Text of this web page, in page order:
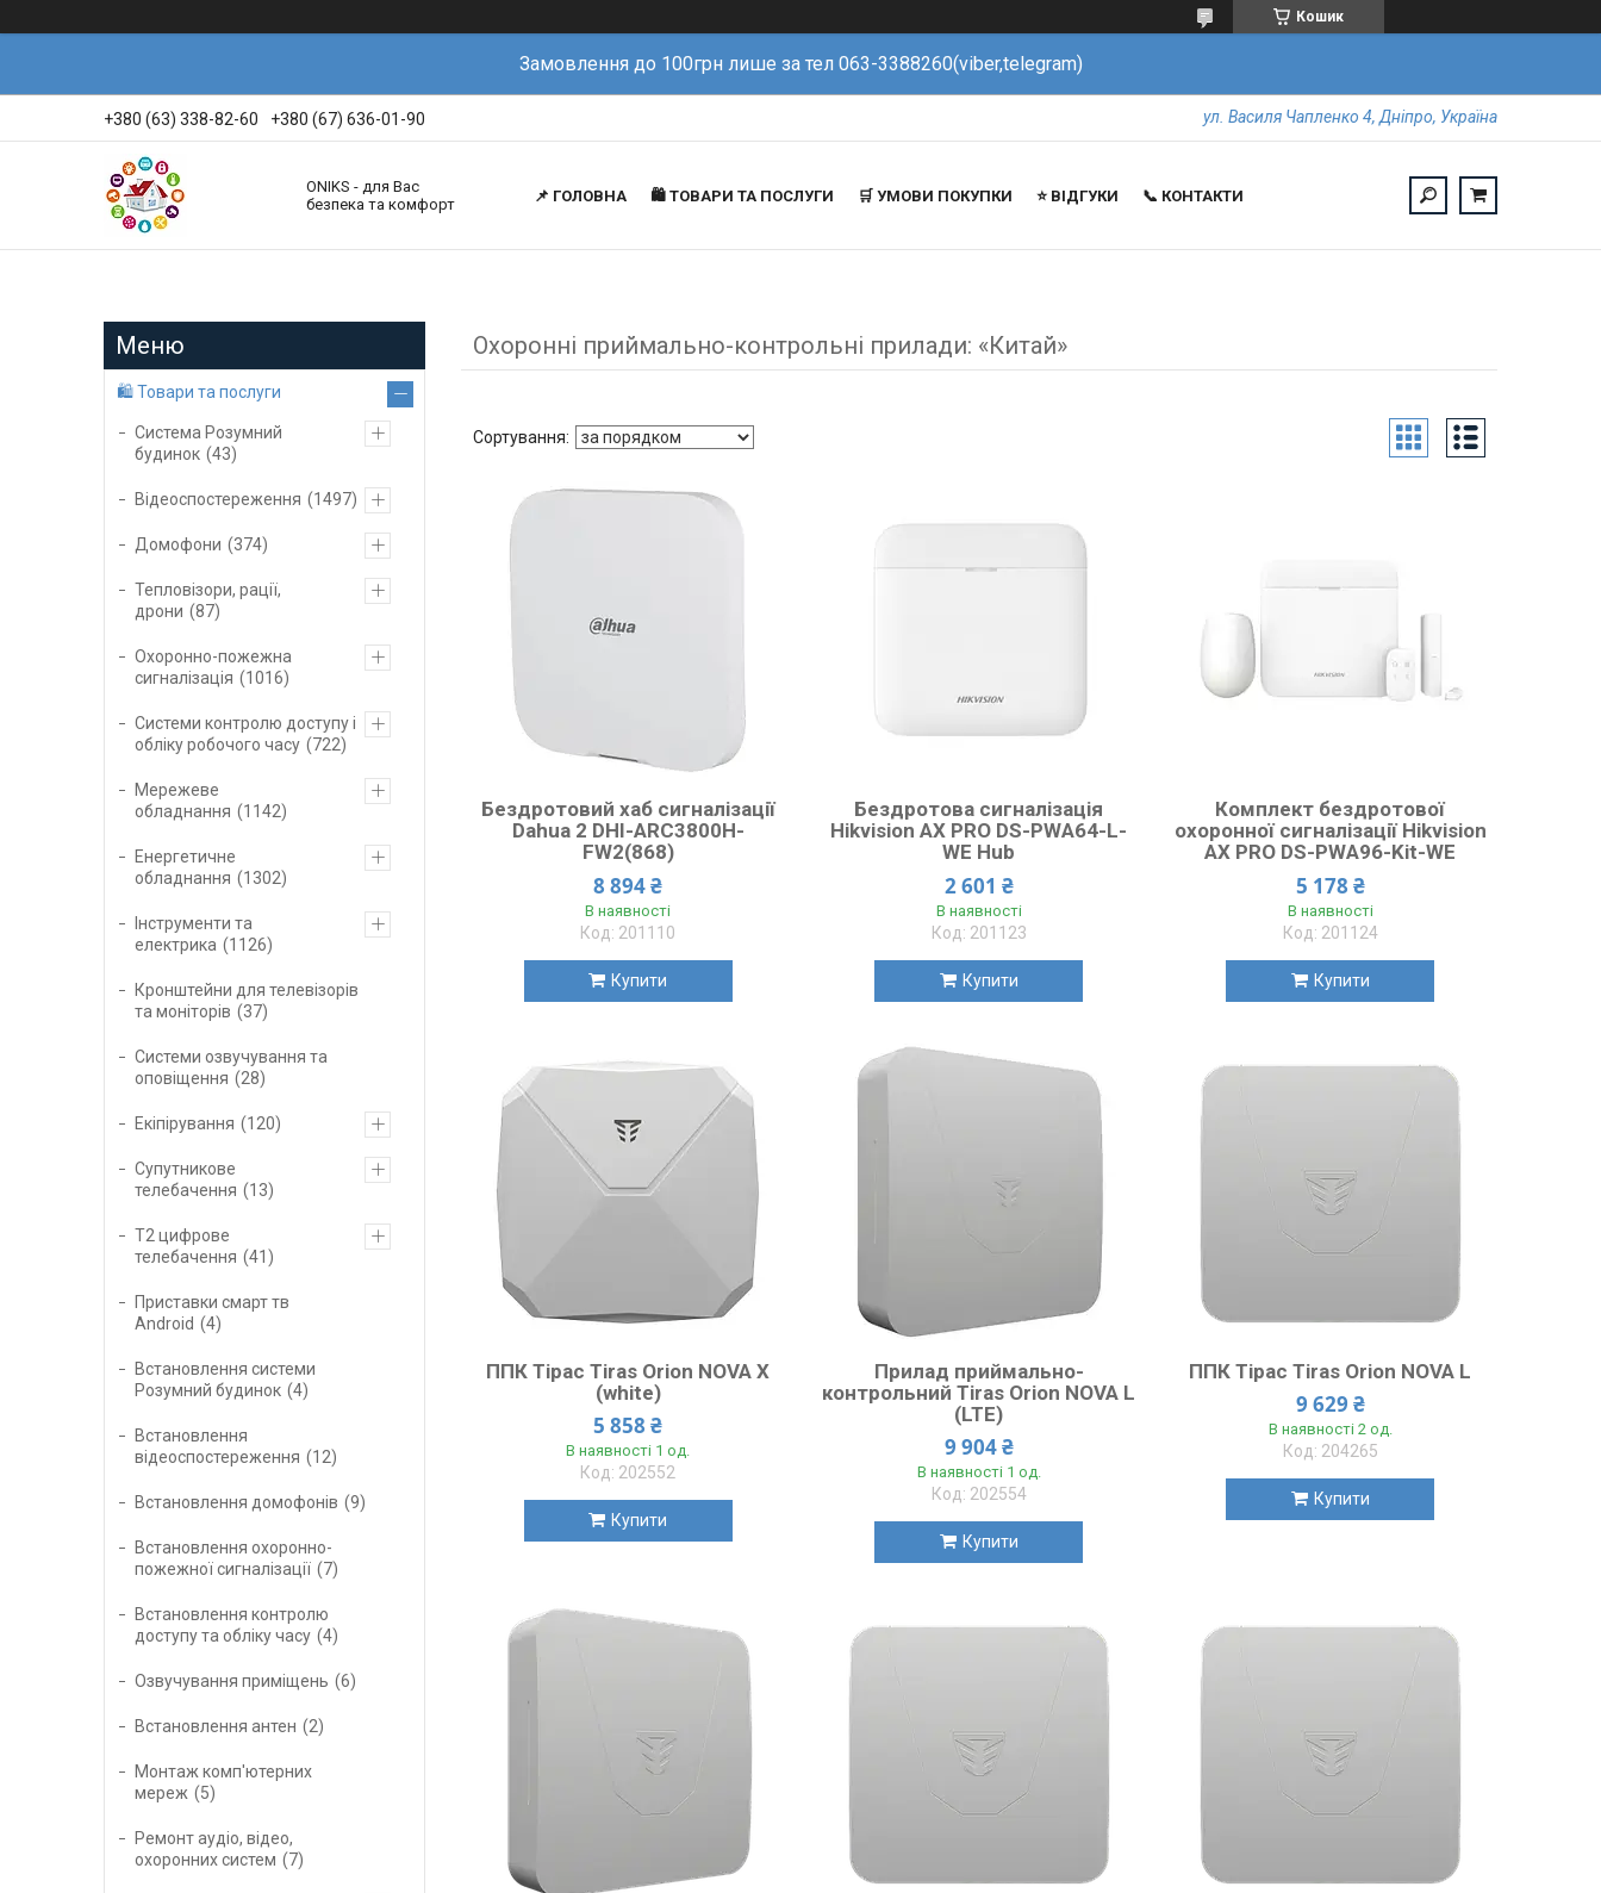
Кошик
Замовлення до 100грн лише за тел 063-3388260(viber,telegram)
+380 (63) 338-82-60 +380 (67) 636-01-90 ул. Василя Чапленко 4, Дніпро, Україна
ONIKS - для Вас
безпека та комфорт
📌 ГОЛОВНА 🛍️ ТОВАРИ ТА ПОСЛУГИ 🛒 УМОВИ ПОКУПКИ ⭐️ ВІДГУКИ 📞 КОНТАКТИ
Охоронні приймально-контрольні прилади: «Китай»
Бездротовий хаб сигналізації
Dahua 2 DHI-ARC3800H-
FW2(868)
8 894 ₴
В наявності
201110
Купити
Бездротова сигналізація
Hikvision AX PRO DS-PWA64-L-
WE Hub
2 601 ₴
В наявності
201123
Купити
Комплект бездротової
охоронної сигналізації Hikvision
AX PRO DS-PWA96-Kit-WE
5 178 ₴
В наявності
201124
Купити
ППК Тірас Tiras Orion NOVA X
(white)
5 858 ₴
В наявності 1 од.
202552
Купити
Прилад приймально-
контрольний Tiras Orion NOVA L
(LTE)
9 904 ₴
В наявності 1 од.
202554
Купити
ППК Тірас Tiras Orion NOVA L
9 629 ₴
В наявності 2 од.
204265
Купити
🛍️ Товари та послуги
Система Розумний
будинок
43
Відеоспостереження 1497
Домофони 374
Тепловізори, рації,
дрони
87
Охоронно-пожежна
сигналізація
1016
Системи контролю доступу і
обліку робочого часу
722
Мережеве
обладнання
1142
Енергетичне
обладнання
1302
Інструменти та
електрика
1126
Кронштейни для телевізорів
та моніторів
37
Системи озвучування та
оповіщення
28
Екіпірування 120
Супутникове
телебачення
13
Т2 цифрове
телебачення
41
Приставки смарт тв
Android
4
Встановлення системи
Розумний будинок
4
Встановлення
відеоспостереження
12
Встановлення домофонів 9
Встановлення охоронно-
пожежної сигналізації
7
Встановлення контролю
доступу та обліку часу
4
Озвучування приміщень 6
Встановлення антен 2
Монтаж комп'ютерних
мереж
5
Ремонт аудіо, відео,
охоронних систем
7